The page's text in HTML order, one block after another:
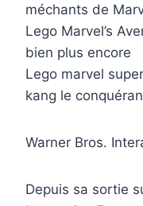
méchants de
Lego Marvel’s
bien plus encore
Lego marvel
kang le
Warner Bros.
Depuis sa sortie